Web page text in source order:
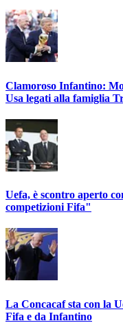
Clamoroso Infantino:
Usa legati alla famiglia
Uefa, è scontro aperto
competizioni Fifa"
La Concacaf sta con la
Fifa e da Infantino